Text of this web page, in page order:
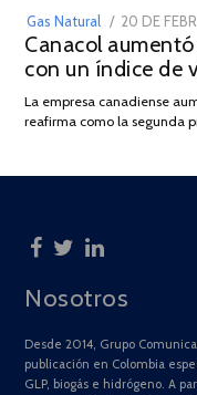
Gas Natural
POSTED
ON
20 DE
Canacol
con un índice de
La empresa canadiense
reafirma como la segunda
Nosotros
Desde 2014, Grupo
publicación en Colombia
GLP, biogás e hidrógeno. A